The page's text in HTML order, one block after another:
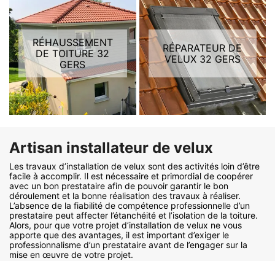
RÉHAUSSEMENT
DE TOITURE 32
GERS
RÉPARATEUR DE
VELUX 32 GERS
Artisan installateur de velux
Les travaux d’installation de velux sont des activités loin d’être
facile à accomplir. Il est nécessaire et primordial de coopérer
avec un bon prestataire afin de pouvoir garantir le bon
déroulement et la bonne réalisation des travaux à réaliser.
L’absence de la fiabilité de compétence professionnelle d’un
prestataire peut affecter l’étanchéité et l’isolation de la toiture.
Alors, pour que votre projet d’installation de velux ne vous
apporte que des avantages, il est important d’exiger le
professionnalisme d’un prestataire avant de l’engager sur la
mise en œuvre de votre projet.